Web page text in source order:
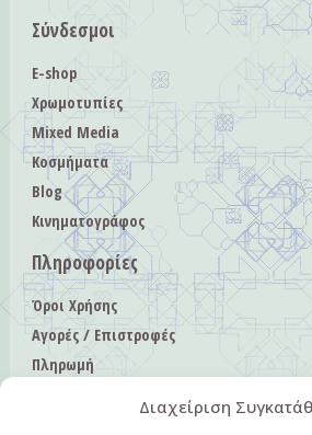
Διαχείριση
Σύνδεσμοι
E-shop
Χρωμοτυπίες
Mixed Media
Κοσμήματα
Blog
Κινηματογράφος
Πληροφορίες
Όροι Χρήσης
Αγορές / Επιστροφές
Πληρωμή
Πολιτική Απορρήτου